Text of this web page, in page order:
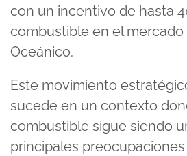
con un incentivo de hasta
combustible en el mercado
Oceánico.
Este movimiento
sucede en un contexto
combustible sigue siendo
principales preocupaciones